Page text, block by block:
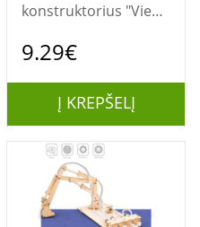
konstruktorius "Vieno
mokomasis modelis
9.29€
Į KREPŠELĮ